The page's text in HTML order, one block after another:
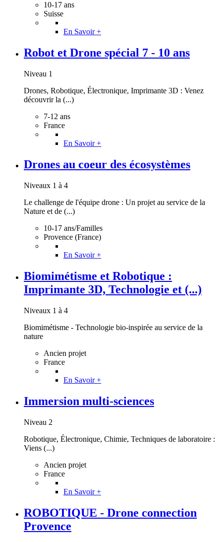
10-17 ans
Suisse
En Savoir +
Robot et Drone spécial 7 - 10 ans
Niveau 1
Drones, Robotique, Électronique, Imprimante 3D : Venez
découvrir la (...)
7-12 ans
France
En Savoir +
Drones au coeur des écosystèmes
Niveaux 1 à 4
Le challenge de l'équipe drone : Un projet au service de la
Nature et de (...)
10-17 ans/Familles
Provence (France)
En Savoir +
Biomimétisme et Robotique :
Imprimante 3D, Technologie et (...)
Niveaux 1 à 4
Biomimétisme - Technologie bio-inspirée au service de la
nature
Ancien projet
France
En Savoir +
Immersion multi-sciences
Niveau 2
Robotique, Électronique, Chimie, Techniques de laboratoire :
Viens (...)
Ancien projet
France
En Savoir +
ROBOTIQUE - Drone connection
Provence